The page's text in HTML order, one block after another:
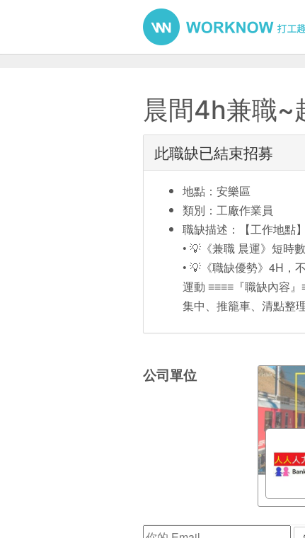
晨間4h兼職~
此職缺已結束招募
地點：安樂區
類別：工廠作業員
職缺描述：【工作地
• 💡《兼職 晨運》短時
• 💡《職缺優勢》4H，
運動 ≡≡≡≡『職缺內容
集中、推籠車、清點整
公司單位